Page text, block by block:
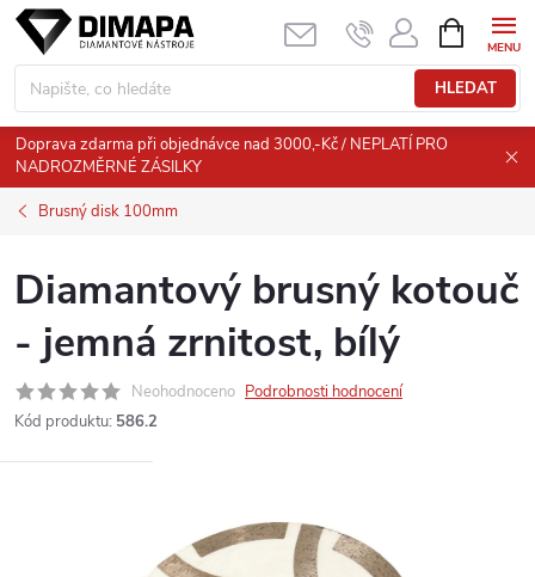
Přejít
obsah
HLEDAT
NÁKUPNÍ
KOŠÍK
Doprava zdarma při objednávce nad 3000,-Kč / NEPLATÍ PRO
NADROZMĚRNÉ ZÁSILKY
Brusný disk 100mm
Diamantový brusný kotouč
- jemná zrnitost, bílý
Neohodnoceno Podrobnosti hodnocení
Kód produktu: 586.2